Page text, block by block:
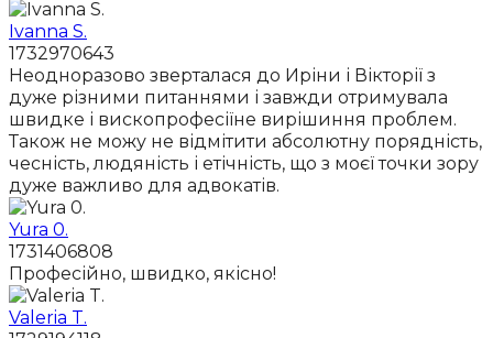
Ivanna S.
1732970643
Неодноразово зверталася до Иріни і Вікторії з
дуже різними питаннями і завжди отримувала
швидке і вископрофесіїне вирішиння проблем.
Також не можу не відмітити абсолютну порядність,
чесність, людяність і етічність, що з моєї точки зору
дуже важливо для адвокатів.
Yura 0.
1731406808
Професійно, швидко, якісно!
Valeria T.